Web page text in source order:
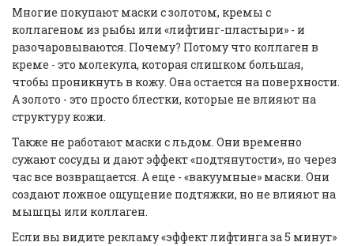
Многие покупают маски с золотом, кремы с
коллагеном из рыбы или «лифтинг-пластыри» - и
разочаровываются. Почему? Потому что коллаген в
креме - это молекула, которая слишком большая,
чтобы проникнуть в кожу. Она остается на поверхности.
А золото - это просто блестки, которые не влияют на
структуру кожи.
Также не работают маски с льдом. Они временно
сужают сосуды и дают эффект «подтянутости», но через
час все возвращается. А еще - «вакуумные» маски. Они
создают ложное ощущение подтяжки, но не влияют на
мышцы или коллаген.
Если вы видите рекламу «эффект лифтинга за 5 минут»